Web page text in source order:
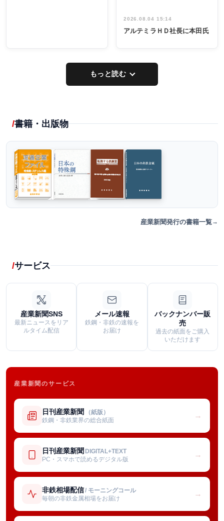
2026.08.04 15:14
アルテミラＨＤ社長に本田氏
もっと読む
書籍・出版物
産業新聞発行の書籍一覧
サービス
産業新聞SNS
最新ニュースをリア
ルタイム配信
メール速報
鉄鋼・非鉄の速報を
お届け
バックナンバー販
売
過去の紙面をご購入
いただけます
産業新聞のサービス
日刊産業新聞 （紙版）
鉄鋼・非鉄業界の総合紙面
→
日刊産業新聞 DIGITAL+TEXT
PC・スマホで読めるデジタル版
→
非鉄相場配信/ モーニングコール
毎朝の非鉄金属相場をお届け
→